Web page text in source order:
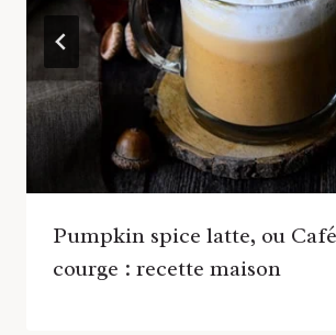
Pumpkin spice latte, ou
courge : recette maison